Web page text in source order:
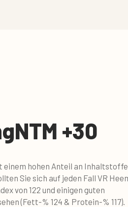
gNTM +30
einem hohen Anteil an
Sie sich auf jeden Fall VR
von 122 und einigen guten
(Fett-% 124 & Protein-% 117).